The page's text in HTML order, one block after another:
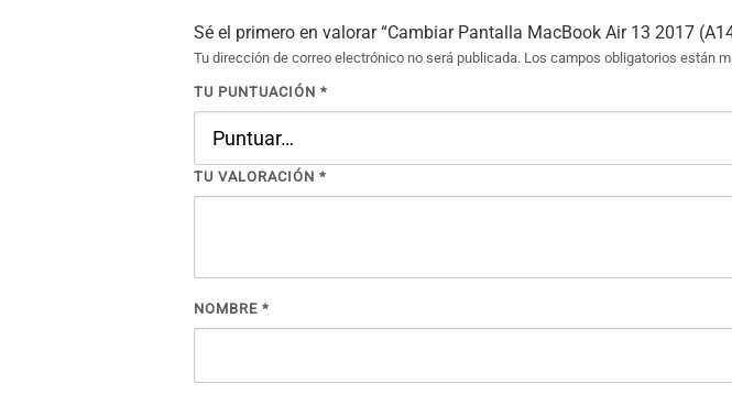
Sé el primero en valorar “Cambiar Pantalla MacBook Air 13 2017
Tu dirección de correo electrónico no será publicada. Los campos obligatorios están
TU PUNTUACIÓN *
TU VALORACIÓN *
NOMBRE *